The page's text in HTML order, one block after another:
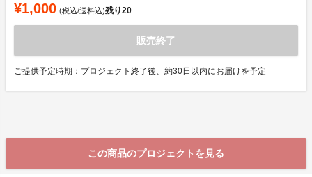
¥1,000 (税込/送料込)残り20
販売終了
ご提供予定時期：プロジェクト終了後、約30日以内にお届けを予定
この商品のプロジェクトを見る